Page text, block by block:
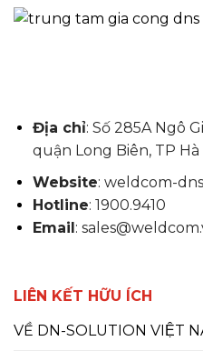
Địa chỉ: Số 285A Ngô
quận Long Biên, TP Hà
Website: weldcom-
Hotline: 1900.9410
Email:
LIÊN KẾT HỮU ÍCH
VỀ DN-SOLUTION VIỆT